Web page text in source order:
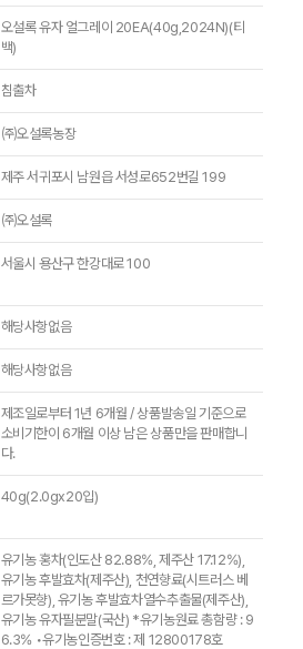
오설록 유자 얼그레이 20EA(40g,2024N)(티
백)
침출차
㈜오설록농장
제주 서귀포시 남원읍 서성로652번길 199
㈜오설록
서울시 용산구 한강대로 100
해당사항없음
해당사항없음
제조일로부터 1년 6개월 / 상품발송일 기준으로
소비기한이 6개월 이상 남은 상품만을 판매합니
다.
40g(2.0gx20입)
유기농 홍차(인도산 82.88%, 제주산 17.12%),
유기농 후발효차(제주산), 천연향료(시트러스 베
르가못향), 유기농 후발효차열수추출물(제주산),
유기농 유자필분말(국산) *유기농원료 총함량 : 9
6.3% •유기농인증번호 : 제 12800178호